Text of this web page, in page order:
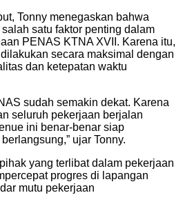
Tonny menegaskan bahwa
satu faktor penting dalam
PENAS KTNA XVII. Karena itu,
secara maksimal dengan
dan ketepatan waktu
sudah semakin dekat. Karena
seluruh pekerjaan berjalan
ini benar-benar siap
ujar Tonny.
yang terlibat dalam pekerjaan
progres di lapangan
mutu pekerjaan